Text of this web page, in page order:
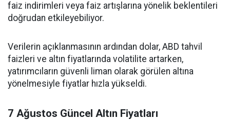
faiz indirimleri veya faiz artışlarına yönelik beklentileri
doğrudan etkileyebiliyor.
Verilerin açıklanmasının ardından dolar, ABD tahvil
faizleri ve altın fiyatlarında volatilite artarken,
yatırımcıların güvenli liman olarak görülen altına
yönelmesiyle fiyatlar hızla yükseldi.
7 Ağustos Güncel Altın Fiyatları